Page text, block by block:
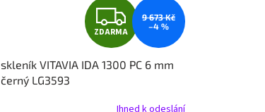
Z
D
A
R
ZDARMA
9 673 Kč
–4 %
skleník VITAVIA IDA 1300 PC 6 mm
černý LG3593
Ihned k odeslání